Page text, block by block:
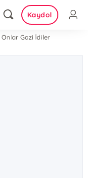
Kaydol
Onlar Gazi İdiler